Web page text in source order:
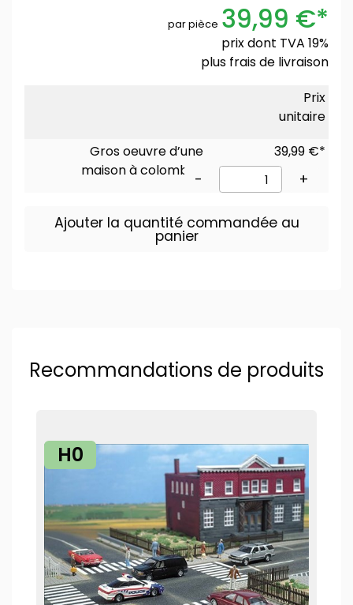
par pièce 39,99 €*
prix dont TVA 19%
plus frais de livraison
Prix
unitaire
Gros oeuvre d’une
maison à colombage
39,99 €*
- +
Ajouter la quantité commandée au
panier
Recommandations de produits
H0